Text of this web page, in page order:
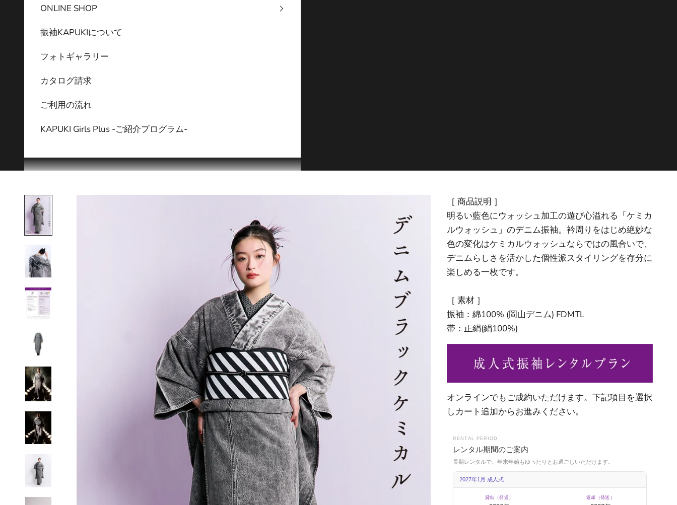
ONLINE SHOP
振袖KAPUKIについて
フォトギャラリー
カタログ請求
ご利用の流れ
KAPUKI Girls Plus -ご紹介プログラム-
［ 商品説明 ］
明るい藍色にウォッシュ加工の遊び心溢れる「ケミカ
ルウォッシュ」のデニム振袖。衿周りをはじめ絶妙な
色の変化はケミカルウォッシュならではの風合いで、
デニムらしさを活かした個性派スタイリングを存分に
楽しめる一枚です。
［ 素材 ］
振袖：綿100% (岡山デニム) FDMTL
帯：正絹(絹100%)
オンラインでもご成約いただけます。下記項目を選択
しカート追加からお進みください。
RENTAL PERIOD
レンタル期間のご案内
長期レンタルで、年末年始もゆったりとお過ごしいただけます。
2027年1月 成人式
貸出（発送） 返却（発送）
利
用
規
約